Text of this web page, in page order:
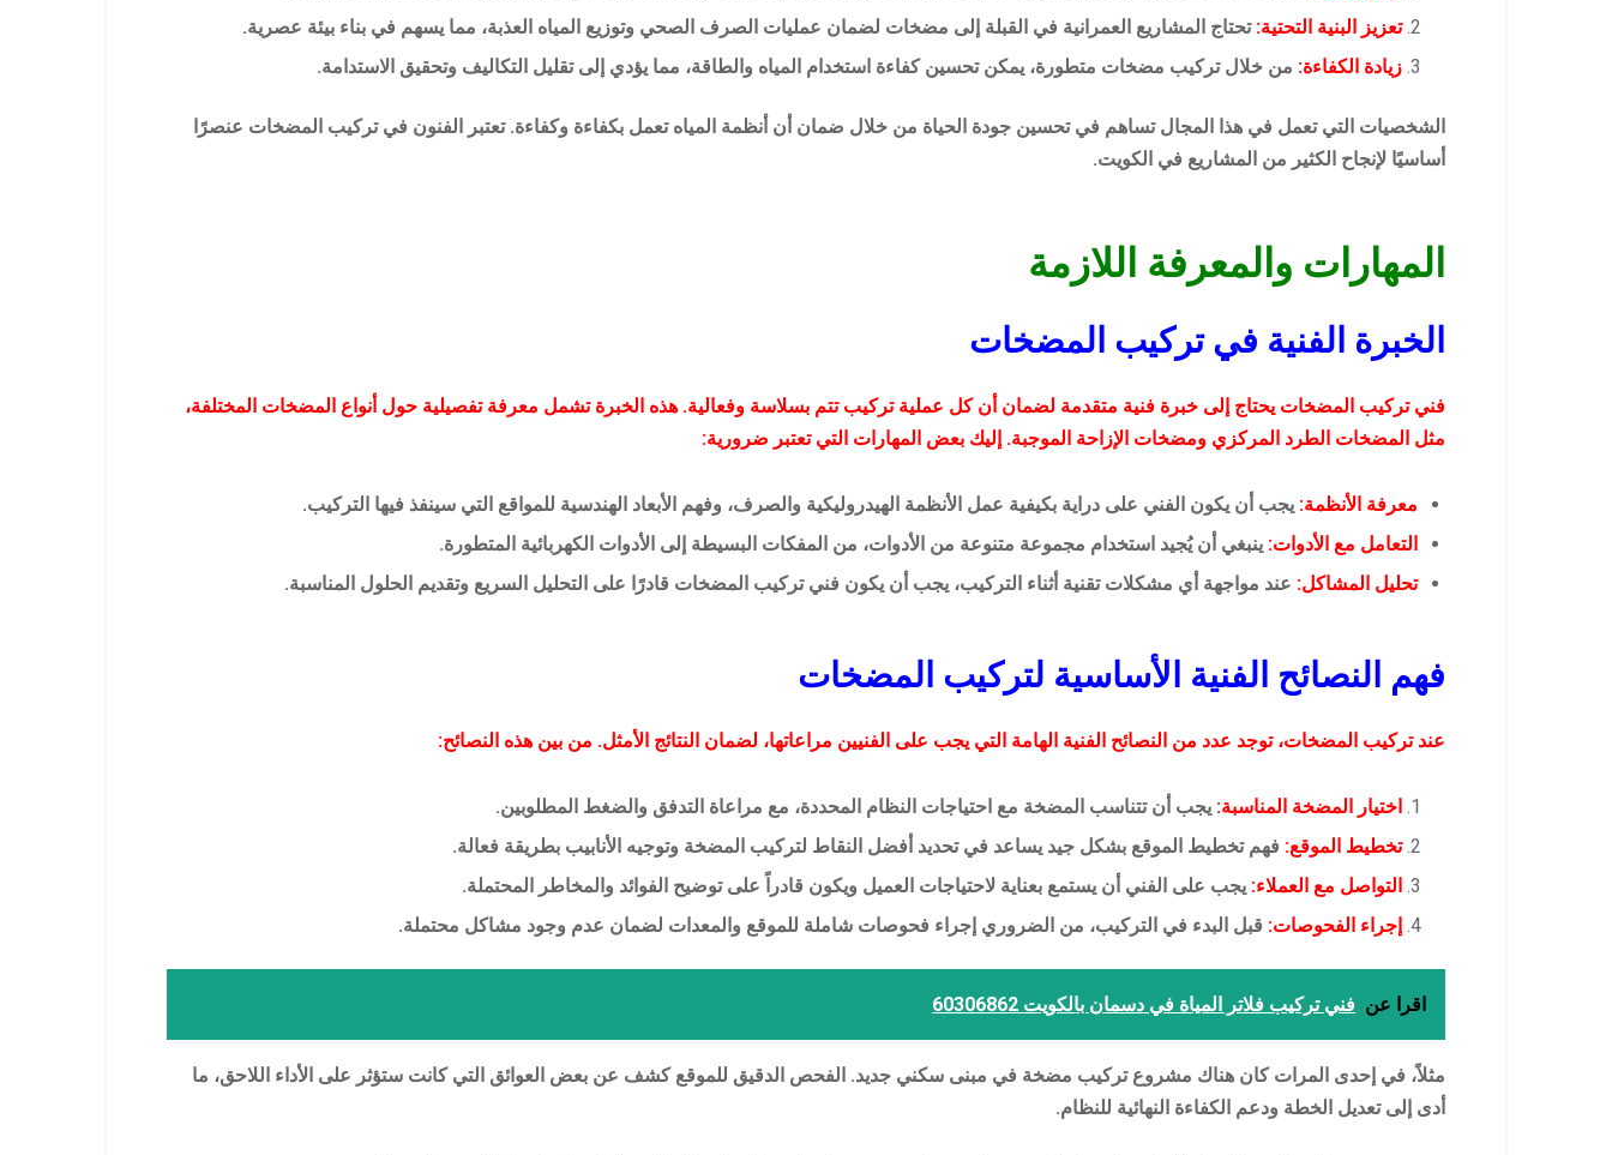
تعزيز البنية التحتية: تحتاج المشاريع العمرانية في القبلة إلى مضخات لضمان عمليات الصرف الصحي وتوزيع المياه العذبة، مما يسهم في بناء بيئة عصرية.
زيادة الكفاءة: من خلال تركيب مضخات متطورة، يمكن تحسين كفاءة استخدام المياه والطاقة، مما يؤدي إلى تقليل التكاليف وتحقيق الاستدامة.
الشخصيات التي تعمل في هذا المجال تساهم في تحسين جودة الحياة من خلال ضمان أن أنظمة المياه تعمل بكفاءة وكفاءة. تعتبر الفنون في تركيب المضخات عنصرًا
أساسيًا لإنجاح الكثير من المشاريع في الكويت.
المهارات والمعرفة اللازمة
الخبرة الفنية في تركيب المضخات
فني تركيب المضخات يحتاج إلى خبرة فنية متقدمة لضمان أن كل عملية تركيب تتم بسلاسة وفعالية. هذه الخبرة تشمل معرفة تفصيلية حول أنواع المضخات المختلفة،
مثل المضخات الطرد المركزي ومضخات الإزاحة الموجبة. إليك بعض المهارات التي تعتبر ضرورية:
معرفة الأنظمة: يجب أن يكون الفني على دراية بكيفية عمل الأنظمة الهيدروليكية والصرف، وفهم الأبعاد الهندسية للمواقع التي سينفذ فيها التركيب.
التعامل مع الأدوات: ينبغي أن يُجيد استخدام مجموعة متنوعة من الأدوات، من المفكات البسيطة إلى الأدوات الكهربائية المتطورة.
تحليل المشاكل: عند مواجهة أي مشكلات تقنية أثناء التركيب، يجب أن يكون فني تركيب المضخات قادرًا على التحليل السريع وتقديم الحلول المناسبة.
فهم النصائح الفنية الأساسية لتركيب المضخات
عند تركيب المضخات، توجد عدد من النصائح الفنية الهامة التي يجب على الفنيين مراعاتها، لضمان النتائج الأمثل. من بين هذه النصائح:
اختيار المضخة المناسبة: يجب أن تتناسب المضخة مع احتياجات النظام المحددة، مع مراعاة التدفق والضغط المطلوبين.
تخطيط الموقع: فهم تخطيط الموقع بشكل جيد يساعد في تحديد أفضل النقاط لتركيب المضخة وتوجيه الأنابيب بطريقة فعالة.
التواصل مع العملاء: يجب على الفني أن يستمع بعناية لاحتياجات العميل ويكون قادراً على توضيح الفوائد والمخاطر المحتملة.
إجراء الفحوصات: قبل البدء في التركيب، من الضروري إجراء فحوصات شاملة للموقع والمعدات لضمان عدم وجود مشاكل محتملة.
اقرا عن فني تركيب فلاتر المياة في دسمان بالكويت 60306862
مثلاً، في إحدى المرات كان هناك مشروع تركيب مضخة في مبنى سكني جديد. الفحص الدقيق للموقع كشف عن بعض العوائق التي كانت ستؤثر على الأداء اللاحق، ما
أدى إلى تعديل الخطة ودعم الكفاءة النهائية للنظام.